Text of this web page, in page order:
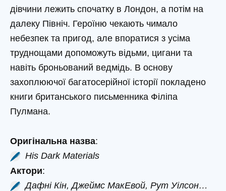
дівчини лежить спочатку в Лондон, а потім на
далеку Північ. Героїню чекають чимало
небезпек та пригод, але впоратися з усіма
труднощами допоможуть відьми, цигани та
навіть броньований ведмідь. В основу
захоплюючої багатосерійної історії покладено
книги британського письменника Філіпа
Пулмана.
Оригінальна назва:
His Dark Materials
Актори:
Дафні Кін, Джеймс МакЕвой, Рут Уілсон…